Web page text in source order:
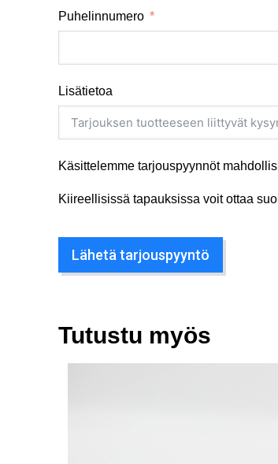
Puhelinnumero
Lisätietoa
Käsittelemme tarjouspyynnöt
Kiireellisissä tapauksissa voit ottaa
Lähetä tarjouspyyntö
Tutustu myös